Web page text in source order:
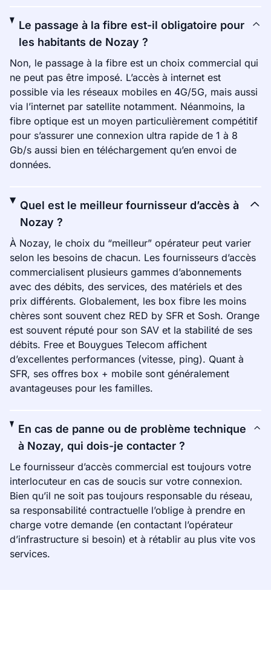
Le passage à la fibre est-il obligatoire pour
les habitants de Nozay ?
Non, le passage à la fibre est un choix commercial qui
ne peut pas être imposé. L’accès à internet est
possible via les réseaux mobiles en 4G/5G, mais aussi
via l’internet par satellite notamment. Néanmoins, la
fibre optique est un moyen particulièrement compétitif
pour s’assurer une connexion ultra rapide de 1 à 8
Gb/s aussi bien en téléchargement qu’en envoi de
données.
Quel est le meilleur fournisseur d’accès à
Nozay ?
À Nozay, le choix du “meilleur” opérateur peut varier
selon les besoins de chacun. Les fournisseurs d’accès
commercialisent plusieurs gammes d’abonnements
avec des débits, des services, des matériels et des
prix différents. Globalement, les box fibre les moins
chères sont souvent chez RED by SFR et Sosh. Orange
est souvent réputé pour son SAV et la stabilité de ses
débits. Free et Bouygues Telecom affichent
d’excellentes performances (vitesse, ping). Quant à
SFR, ses offres box + mobile sont généralement
avantageuses pour les familles.
En cas de panne ou de problème technique
à Nozay, qui dois-je contacter ?
Le fournisseur d’accès commercial est toujours votre
interlocuteur en cas de soucis sur votre connexion.
Bien qu’il ne soit pas toujours responsable du réseau,
sa responsabilité contractuelle l’oblige à prendre en
charge votre demande (en contactant l’opérateur
d’infrastructure si besoin) et à rétablir au plus vite vos
services.